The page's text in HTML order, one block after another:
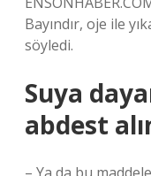
Bayındır, oje ile
söyledi.
Suya
abdest